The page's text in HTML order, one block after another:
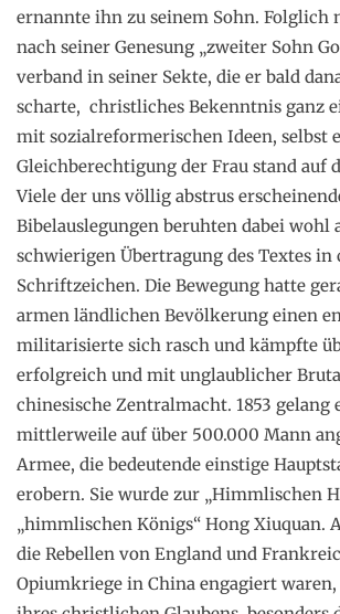
ernannte ihn zu seinem Sohn. Folglich
nach seiner Genesung „zweiter Sohn
verband in seiner Sekte, die er bald
scharte, christliches Bekenntnis ganz
mit sozialreformerischen Ideen, selbst
Gleichberechtigung der Frau stand auf
Viele der uns völlig abstrus
Bibelauslegungen beruhten dabei wohl
schwierigen Übertragung des Textes in
Schriftzeichen. Die Bewegung hatte
armen ländlichen Bevölkerung einen
militarisierte sich rasch und kämpfte
erfolgreich und mit unglaublicher
chinesische Zentralmacht. 1853 gelang
mittlerweile auf über 500.000 Mann
Armee, die bedeutende einstige
erobern. Sie wurde zur „Himmlischen
„himmlischen Königs“ Hong Xiuquan.
die Rebellen von England und
Opiumkriege in China engagiert waren,